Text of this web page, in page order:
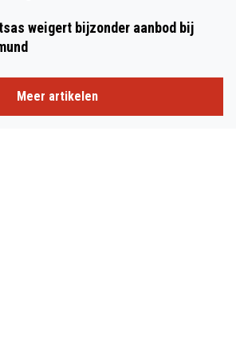
weigert bijzonder aanbod bij
Meer artikelen